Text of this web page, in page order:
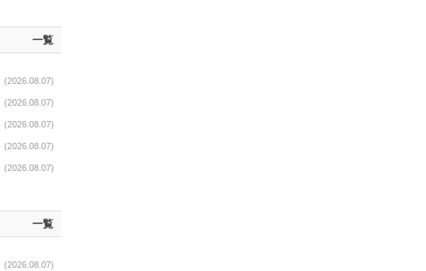
一覧
(2026.08.07)
(2026.08.07)
(2026.08.07)
(2026.08.07)
(2026.08.07)
一覧
(2026.08.07)